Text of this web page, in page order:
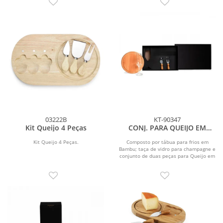
03222B
Kit Queijo 4 Peças
Kit Queijo 4 Peças.
KT-90347
CONJ. PARA QUEIJO EM
CHAMPAGNE - 4 PEÇAS
Composto por tábua para frios em
Bambu; taça de vidro para champagne e
conjunto de duas peças para Queijo em